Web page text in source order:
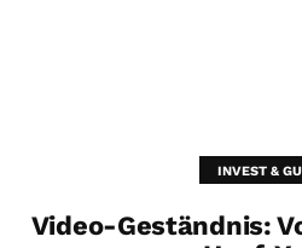
INVEST &
Video-Geständnis: